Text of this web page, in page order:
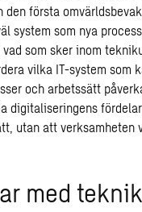
den första
system som nya
som sker inom
vilka IT-system som
och arbetssätt
digitaliseringens
utan att verksamheten
med